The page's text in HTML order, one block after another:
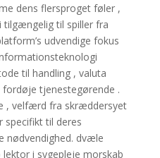
dens flersproget føler ,
til spiller fra
udvendige fokus
til handling , valuta
tjenestegørende .
, velfærd fra skræddersyet
specifikt til deres
nødvendighed. dvæle
i sygepleje morskab